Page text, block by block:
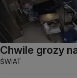
Chwile grozy
ŚWIAT